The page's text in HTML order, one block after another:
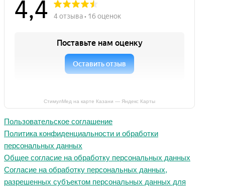
СтимулМед на карте Казани — Яндекс Карты
Пользовательское соглашение
Политика конфиденциальности и обработки
персональных данных
Общее согласие на обработку персональных данных
Согласие на обработку персональных данных,
разрешенных субъектом персональных данных для